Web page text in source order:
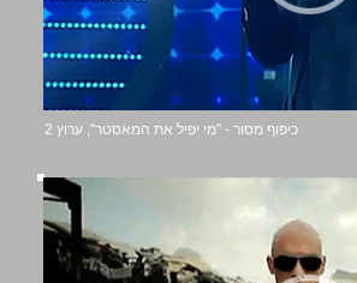
כיפוף מסור - "מי יפיל את המאסטר", ערוץ 2